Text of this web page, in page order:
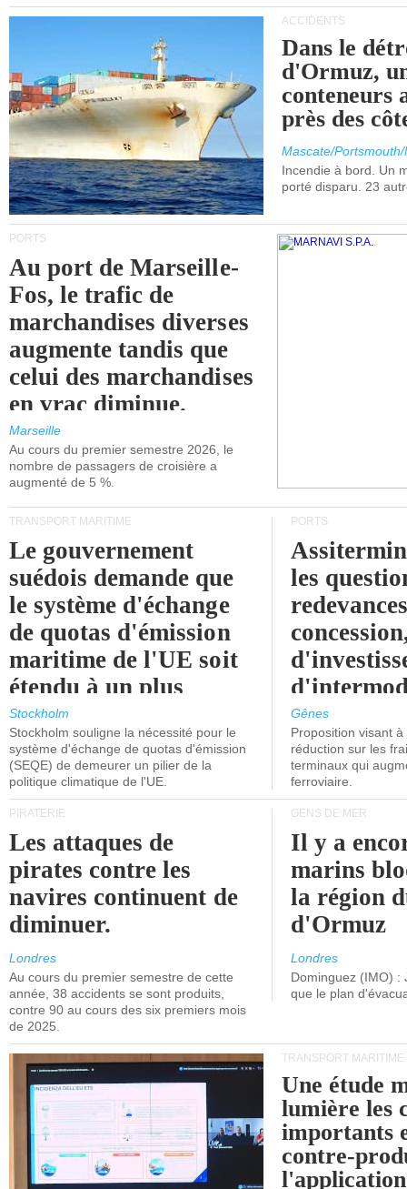
ACCIDENTS
Dans le
d'Ormuz,
conteneurs
près des
Mascate/
Incendie à bord. Un
porté disparu. 23
PORTS
Au port de Marseille-
Fos, le trafic de
marchandises diverses
augmente tandis que
celui des marchandises
en vrac diminue.
Marseille
Au cours du premier semestre 2026, le
nombre de passagers de croisière a
augmenté de 5 %.
TRANSPORT MARITIME
Le gouvernement
suédois demande que
le système d'échange
de quotas d'émission
maritime de l'UE soit
étendu à un plus
grand nombre de
navires.
Stockholm
Stockholm souligne la nécessité pour le
système d'échange de quotas d'émission
(SEQE) de demeurer un pilier de la
politique climatique de l'UE.
PORTS
les
l'attention
politiciens.
Gênes
Proposition visant
réduction sur les
terminaux qui
ferroviaire.
PIRATERIE
Les attaques de
pirates contre les
navires continuent de
diminuer.
Londres
Au cours du premier semestre de cette
année, 38 accidents se sont produits,
contre 90 au cours des six premiers mois
de 2025.
GENS DE MER
Il y a
marins
la région
d'Ormuz
Londres
Dominguez (IMO) :
que le plan
TRANSPORT MARITIME
Une étude
lumière les
importants
contre-